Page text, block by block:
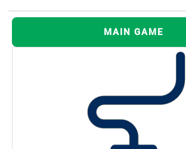
MAIN GAME